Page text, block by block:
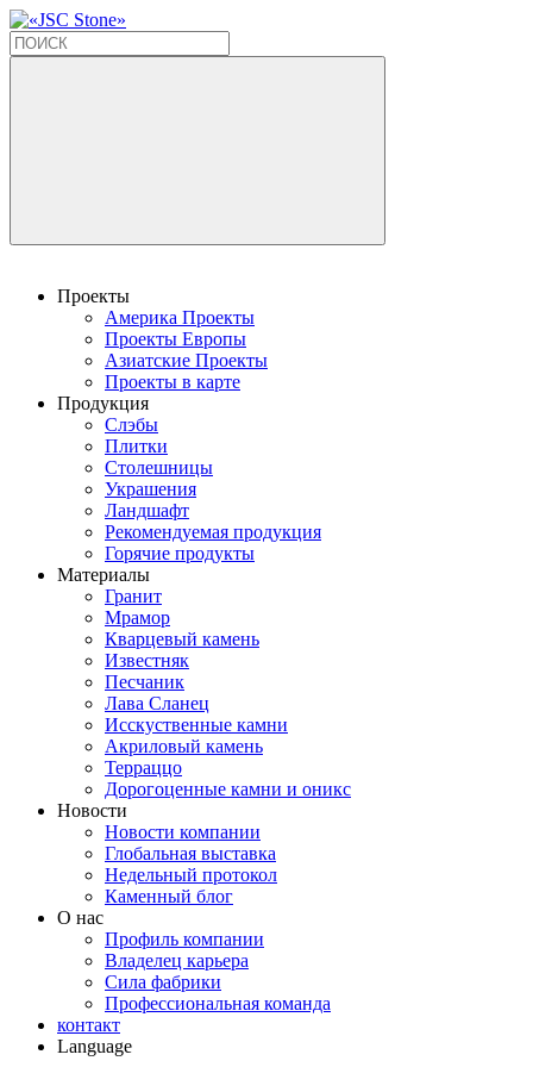
Проекты
Америка Проекты
Проекты Европы
Азиатские Проекты
Проекты в карте
Продукция
Слэбы
Плитки
Столешницы
Украшения
Ландшафт
Рекомендуемая продукция
Горячие продукты
Материалы
Гранит
Мрамор
Кварцевый камень
Известняк
Песчаник
Лава Сланец
Исскуственные камни
Акриловый камень
Терраццо
Дорогоценные камни и оникс
Новости
Новости компании
Глобальная выставка
Недельный протокол
Каменный блог
О нас
Профиль компании
Владелец карьера
Сила фабрики
Профессиональная команда
контакт
Language